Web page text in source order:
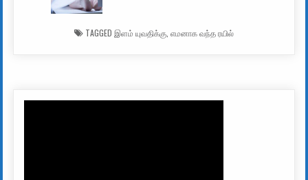
TAGGED இளம் யுவதிக்கு எமனாக வந்த ரயில்